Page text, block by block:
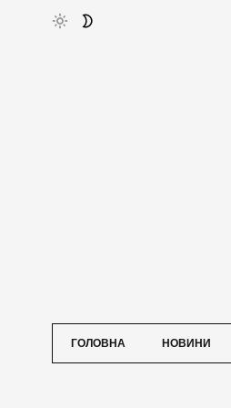
ГОЛОВНА НОВИНИ